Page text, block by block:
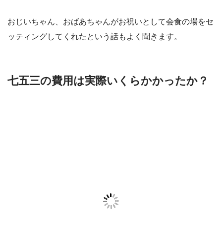
おじいちゃん、おばあちゃんがお祝いとして会食の場をセ
ッティングしてくれたという話もよく聞きます。
七五三の費用は実際いくらかかったか？